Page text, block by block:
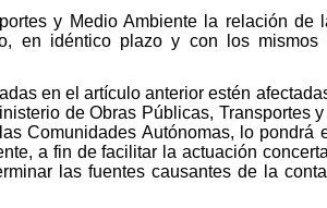
y Medio Ambiente la relación
en idéntico plazo y con los
en el artículo anterior estén
de Obras Públicas, Transportes
Comunidades Autónomas, lo
a fin de facilitar la actuación
las fuentes causantes de la